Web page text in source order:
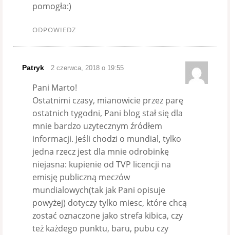
pomogła:)
ODPOWIEDZ
Patryk 2 czerwca, 2018 o 19:55
Pani Marto!
Ostatnimi czasy, mianowicie przez parę
ostatnich tygodni, Pani blog stał się dla
mnie bardzo uzytecznym źródłem
informacji. Jeśli chodzi o mundial, tylko
jedna rzecz jest dla mnie odrobinkę
niejasna: kupienie od TVP licencji na
emisję publiczną meczów
mundialowych(tak jak Pani opisuje
powyżej) dotyczy tylko miesc, które chcą
zostać oznaczone jako strefa kibica, czy
też każdego punktu, baru, pubu czy